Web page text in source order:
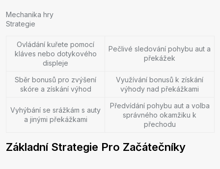
Mechanika hry
Strategie
Ovládání kuřete pomocí
kláves nebo dotykového
displeje
Pečlivé sledování pohybu aut a
překážek
Sběr bonusů pro zvýšení
skóre a získání výhod
Využívání bonusů k získání
výhody nad překážkami
Vyhýbání se srážkám s auty
a jinými překážkami
Předvídání pohybu aut a volba
správného okamžiku k
přechodu
Základní Strategie Pro Začátečníky